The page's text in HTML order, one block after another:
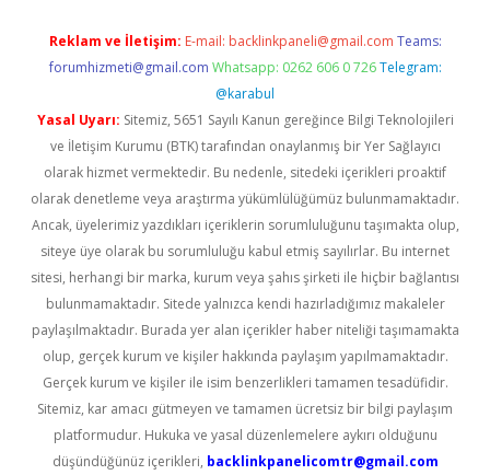
Reklam ve İletişim: E-mail: backlinkpaneli@gmail.com Teams:
forumhizmeti@gmail.com Whatsapp: 0262 606 0 726 Telegram:
@karabul
Yasal Uyarı: Sitemiz, 5651 Sayılı Kanun gereğince Bilgi Teknolojileri
ve İletişim Kurumu (BTK) tarafından onaylanmış bir Yer Sağlayıcı
olarak hizmet vermektedir. Bu nedenle, sitedeki içerikleri proaktif
olarak denetleme veya araştırma yükümlülüğümüz bulunmamaktadır.
Ancak, üyelerimiz yazdıkları içeriklerin sorumluluğunu taşımakta olup,
siteye üye olarak bu sorumluluğu kabul etmiş sayılırlar. Bu internet
sitesi, herhangi bir marka, kurum veya şahıs şirketi ile hiçbir bağlantısı
bulunmamaktadır. Sitede yalnızca kendi hazırladığımız makaleler
paylaşılmaktadır. Burada yer alan içerikler haber niteliği taşımamakta
olup, gerçek kurum ve kişiler hakkında paylaşım yapılmamaktadır.
Gerçek kurum ve kişiler ile isim benzerlikleri tamamen tesadüfidir.
Sitemiz, kar amacı gütmeyen ve tamamen ücretsiz bir bilgi paylaşım
platformudur. Hukuka ve yasal düzenlemelere aykırı olduğunu
düşündüğünüz içerikleri, backlinkpanelicomtr@gmail.com